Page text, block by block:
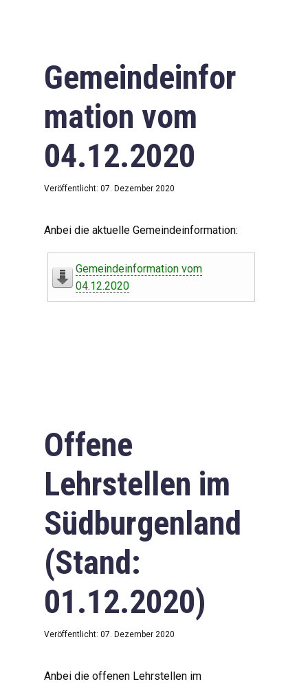
Gemeindeinfor
mation vom
04.12.2020
Veröffentlicht: 07. Dezember 2020
Anbei die aktuelle Gemeindeinformation:
Gemeindeinformation vom
04.12.2020
Offene
Lehrstellen im
Südburgenland
(Stand:
01.12.2020)
Veröffentlicht: 07. Dezember 2020
Anbei die offenen Lehrstellen im